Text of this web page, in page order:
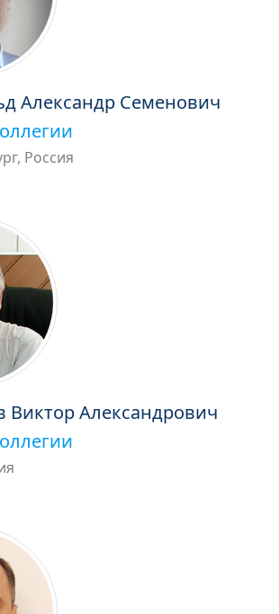
Александр Семенович
Россия
Виктор Александрович